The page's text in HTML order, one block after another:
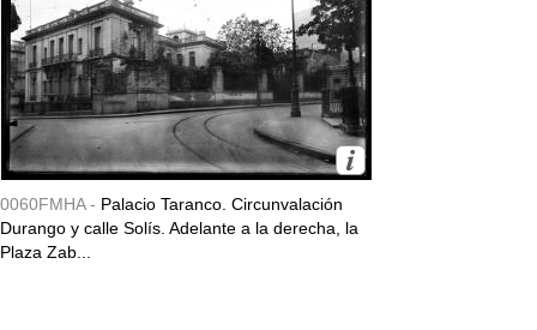
0060FMHA - Palacio Taranco. Circunvalación
Durango y calle Solís. Adelante a la derecha, la
Plaza Zab...